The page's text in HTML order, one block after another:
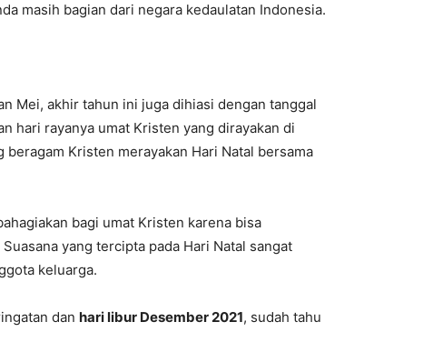
masih bagian dari negara kedaulatan Indonesia.
Mei, akhir tahun ini juga dihiasi dengan tanggal
hari rayanya umat Kristen yang dirayakan di
Kristen merayakan Hari Natal bersama
bagi umat Kristen karena bisa
yang tercipta pada Hari Natal sangat
keluarga.
dan hari libur Desember 2021, sudah tahu